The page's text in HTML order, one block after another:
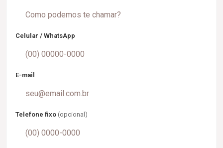
Celular / WhatsApp
E-mail
Telefone fixo (opcional)